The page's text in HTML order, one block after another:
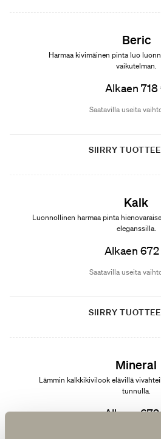
Beric
Harmaa kivimäinen pinta luo
vaikutelman.
Alkaen 718
Saatavilla useita
SIIRRY
Kalk
Luonnollinen harmaa pinta
eleganssilla.
Alkaen
Saatavilla useita
SIIRRY
Mineral
Lämmin kalkkikivilook elävillä
tunnulla.
Alkaen
Saatavilla useita